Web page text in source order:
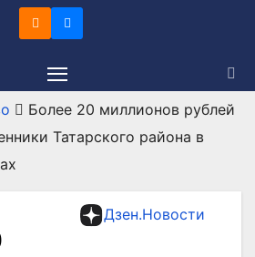
Более 20 миллионов рублей
Татарского района в
Дзен.Новости